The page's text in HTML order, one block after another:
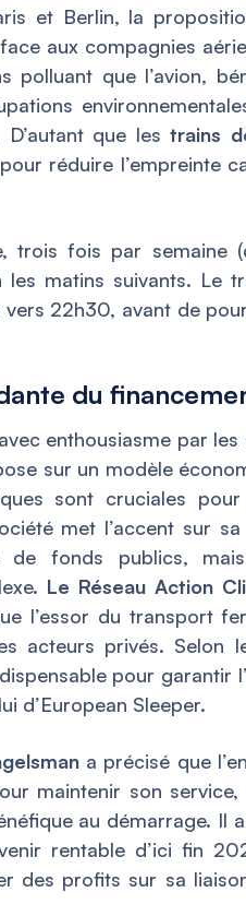
et Berlin, la
aux compagnies
que l’avion,
que lestrains
réduire l’empreinte
trois fois par semaine
matins suivants. Le
22h30, avant de
du
enthousiasme par
sur un modèle
sont cruciales
met l’accent sur
de fonds publics,
Le Réseau Action
l’essor du transport
acteurs privés. Selon
pour garantir
d’European Sleeper.
a précisé que
maintenir son service,
au démarrage. Il
rentable d’ici fin
des profits sur sa